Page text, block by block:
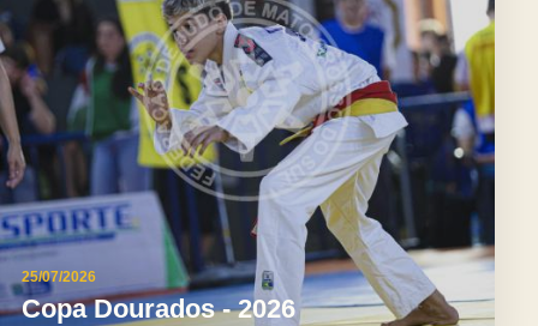
25/07/2026
Copa Dourados - 2026